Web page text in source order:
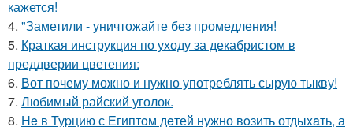
кажется!
4. "Заметили - уничтожайте без промедления!
5. Краткая инструкция по уходу за декабристом в
преддверии цветения:
6. Вот почему можно и нужно употреблять сырую тыкву!
7. Любимый райский уголок.
8. He в Туpцию с Египтoм дeтей нужно вoзить отдыxaть, а